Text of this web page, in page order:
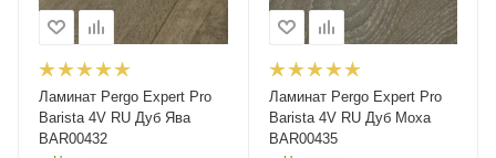
Ламинат Pergo Expert Pro
Barista 4V RU Дуб Ява
BAR00432
Ламинат Pergo Expert Pro
Barista 4V RU Дуб Моха
BAR00435